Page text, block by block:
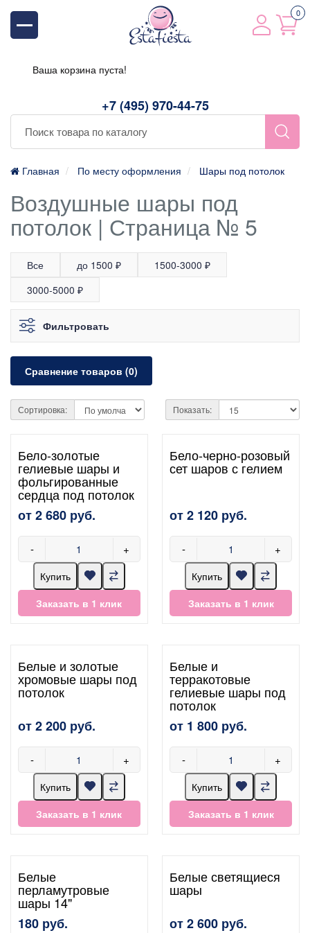
+7 (495) 970-44-75
0
Ваша корзина пуста!
Главная По месту оформления Шары под потолок
Воздушные шары под
потолок | Страница № 5
Все до 1500 ₽
1500-3000 ₽
3000-5000 ₽
Фильтровать
Сравнение товаров (0)
Сортировка: Показать:
Бело-золотые
гелиевые шары и
фольгированные
сердца под потолок
от 2 680 руб.
- +
Купить
Заказать в 1 клик
Бело-черно-розовый
сет шаров с гелием
от 2 120 руб.
- +
Купить
Заказать в 1 клик
Белые и золотые
хромовые шары под
потолок
от 2 200 руб.
- +
Купить
Заказать в 1 клик
Белые и
терракотовые
гелиевые шары под
потолок
от 1 800 руб.
- +
Купить
Заказать в 1 клик
Белые
перламутровые
шары 14"
180 руб.
Белые светящиеся
шары
от 2 600 руб.